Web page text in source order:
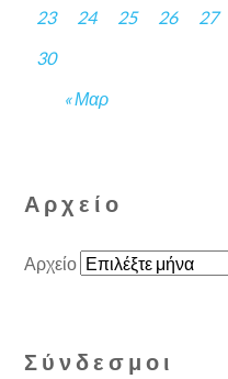
« Μαρ
23
24 25 26 27
30
Αρχείο
Αρχείο
Σύνδεσμοι